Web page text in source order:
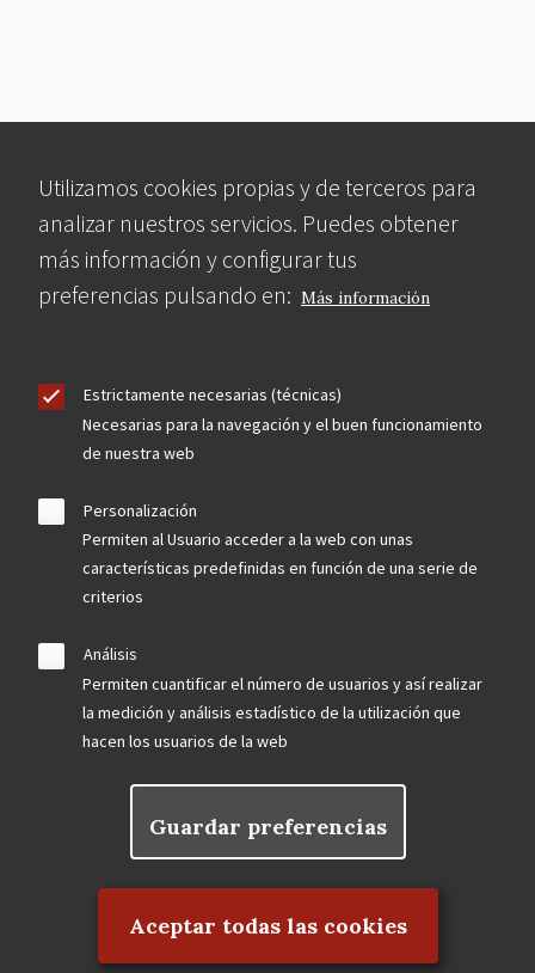
Utilizamos cookies propias y de terceros para
analizar nuestros servicios. Puedes obtener
más información y configurar tus
preferencias pulsando en: Más información
Estrictamente necesarias (técnicas)
Necesarias para la navegación y el buen funcionamiento
de nuestra web
Personalización
Permiten al Usuario acceder a la web con unas
características predefinidas en función de una serie de
criterios
Análisis
Permiten cuantificar el número de usuarios y así realizar
la medición y análisis estadístico de la utilización que
hacen los usuarios de la web
Guardar preferencias
Aceptar todas las cookies